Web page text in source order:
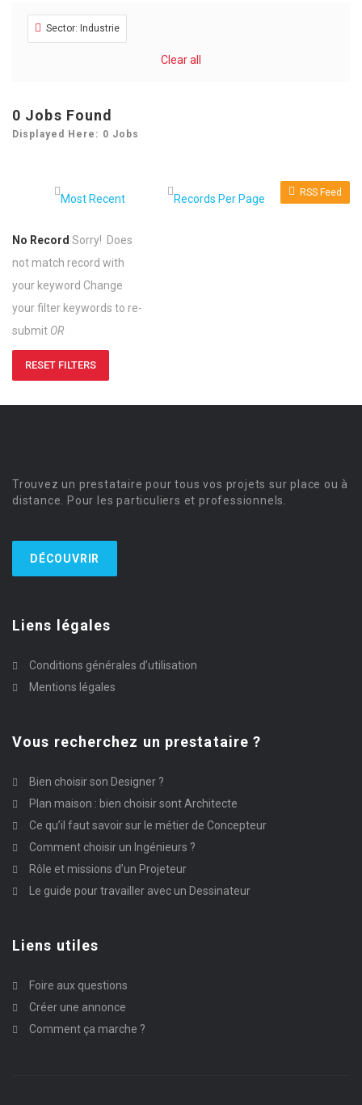
Sector: Industrie
Clear all
0 Jobs Found
Displayed Here: 0 Jobs
RSS Feed
No Record Sorry! Does
not match record with
your keyword Change
your filter keywords to re-
submit OR
RESET FILTERS
Trouvez un prestataire pour tous vos projets sur place ou à
distance. Pour les particuliers et professionnels.
DÉCOUVRIR
Liens légales
Conditions générales d’utilisation
Mentions légales
Vous recherchez un prestataire ?
Bien choisir son Designer ?
Plan maison : bien choisir sont Architecte
Ce qu’il faut savoir sur le métier de Concepteur
Comment choisir un Ingénieurs ?
Rôle et missions d’un Projeteur
Le guide pour travailler avec un Dessinateur
Liens utiles
Foire aux questions
Créer une annonce
Comment ça marche ?